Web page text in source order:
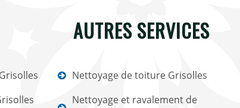
AUTRES SERVICES
Nettoyage de toiture Grisolles
Nettoyage et ravalement de